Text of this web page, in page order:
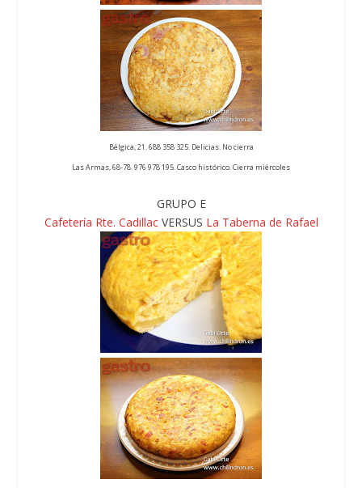
Bélgica, 21. 688 358 325. Delicias. No cierra
Las Armas, 68-78. 976 978 195. Casco histórico. Cierra miércoles
GRUPO E
Cafetería Rte. CadillacVERSUS La Taberna de Rafael